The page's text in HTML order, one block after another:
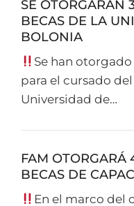
SE OTORGARÁN
BECAS DE LA
BOLONIA
Se han
para el cursado
Universidad de…
FAM OTORGARÁ
BECAS DE
En el marco del